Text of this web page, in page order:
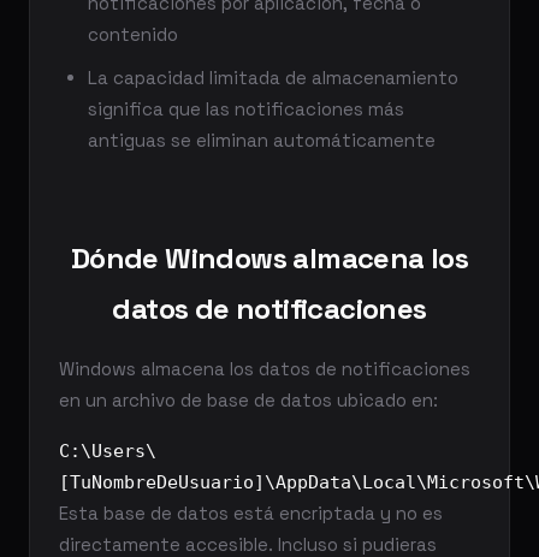
contenido
La capacidad limitada de almacenamiento
significa que las notificaciones más
antiguas se eliminan automáticamente
Dónde Windows almacena los
datos de notificaciones
Windows almacena los datos de notificaciones
en un archivo de base de datos ubicado en:
C:\Users\
Esta base de datos está encriptada y no es
directamente accesible. Incluso si pudieras